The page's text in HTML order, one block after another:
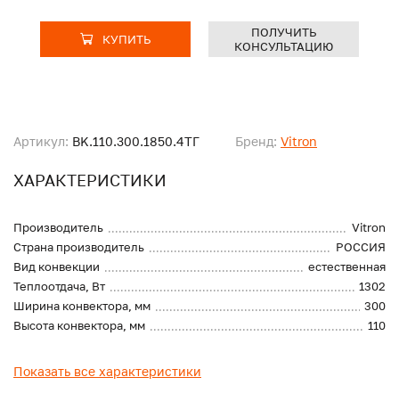
Артикул: BK.110.300.1850.4ТГ Бренд: Vitron
ХАРАКТЕРИСТИКИ
Производитель
Vitron
Страна производитель
РОССИЯ
Вид конвекции
естественная
Теплоотдача, Вт
1302
Ширина конвектора, мм
300
Высота конвектора, мм
110
Показать все характеристики
КУПИТЬ
ПОЛУЧИТЬ
КОНСУЛЬТАЦИЮ